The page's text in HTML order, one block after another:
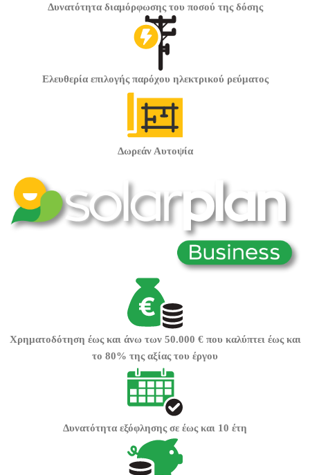
Δυνατότητα διαμόρφωσηςτου ποσού της δόσης
Ελευθερία επιλογής παρόχουηλεκτρικού ρεύματος
ΔωρεάνΑυτοψία
Χρηματοδότηση έως και άνω των 50.000 €που καλύπτει έως και
το 80% της αξίας του έργου
Δυνατότητα εξόφλησης σε έως και 10 έτη